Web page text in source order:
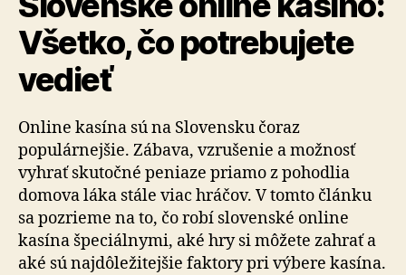
Všetko, čo potrebujete
vedieť
Online kasína sú na Slovensku čoraz
populárnejšie. Zábava, vzrušenie a možnosť
vyhrať skutočné peniaze priamo z pohodlia
domova láka stále viac hráčov. V tomto článku
sa pozrieme na to, čo robí slovenské online
kasína špeciálnymi, aké hry si môžete zahrať a
aké sú najdôležitejšie faktory pri výbere kasína.